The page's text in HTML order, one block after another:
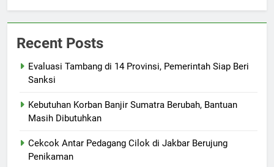
Recent Posts
Evaluasi Tambang di 14 Provinsi, Pemerintah Siap Beri
Sanksi
Kebutuhan Korban Banjir Sumatra Berubah, Bantuan
Masih Dibutuhkan
Cekcok Antar Pedagang Cilok di Jakbar Berujung
Penikaman